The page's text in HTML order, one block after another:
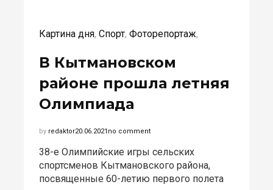
Картина дня, Спорт, Фоторепортаж,
В Кытмановском
районе прошла летняя
Олимпиада
by redaktor20.06.2021 no comment
38-е Олимпийские игры сельских
спортсменов Кытмановского района,
посвященные 60-летию первого полета